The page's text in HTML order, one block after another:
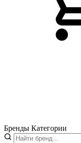
Бренды Категории